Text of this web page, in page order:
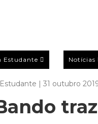
Estudante Notícias
| 31 outubro